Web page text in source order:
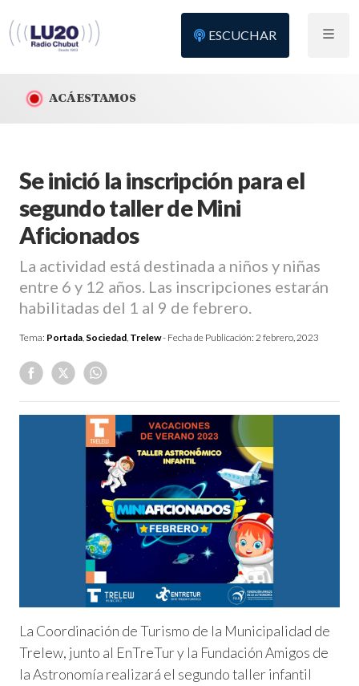
ESCUCHAR
ACÁ ESTAMOS
Se inició la inscripción para el
segundo taller de Mini
Aficionados
La actividad está destinada a niños y niñas
entre 6 y 12 años. Las inscripciones estarán
habilitadas del 1 al 9 de febrero.
Tema: Portada, Sociedad, Trelew- Fecha de Publicación: 2 febrero, 2023
La Coordinación de Turismo de la Municipalidad de
Trelew, junto al EnTreTur y la Fundación Amigos de
la Astronomía realizará el segundo taller infantil